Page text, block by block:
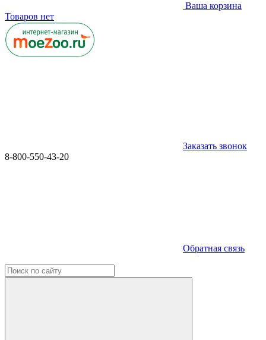
Ваша корзина
Товаров нет
Заказать звонок
8-800-550-43-20
Обратная связь